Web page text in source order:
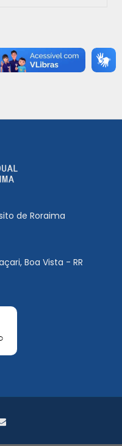
de Roraima
Boa Vista - RR